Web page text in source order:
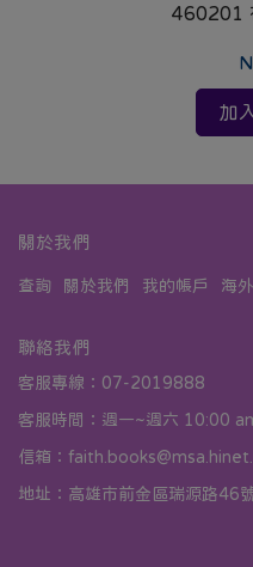
460201
加
關於我們
查詢 關於我們 我的帳戶 海
聯絡我們
客服專線：07-2019888
客服時間：週一~週六 10:00
信箱：
地址：高雄市前金區瑞源路46